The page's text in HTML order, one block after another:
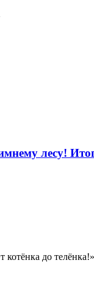
лесу!
до телёнка!»